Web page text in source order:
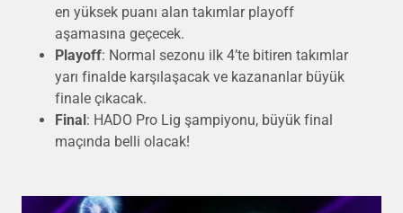
en yüksek puanı alan takımlar playoff
aşamasına geçecek.
Playoff: Normal sezonu ilk 4’te bitiren takımlar
yarı finalde karşılaşacak ve kazananlar büyük
finale çıkacak.
Final: HADO Pro Lig şampiyonu, büyük final
maçında belli olacak!